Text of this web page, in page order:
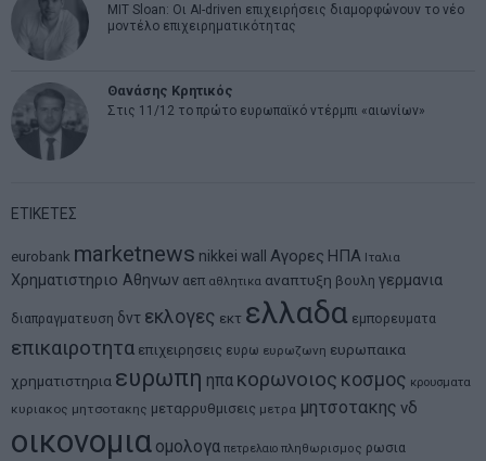
MIT Sloan: Οι AI-driven επιχειρήσεις διαμορφώνουν το νέο
μοντέλο επιχειρηματικότητας
Θανάσης Κρητικός
Στις 11/12 το πρώτο ευρωπαϊκό ντέρμπι «αιωνίων»
ΕΤΙΚΕΤΕΣ
eurobank marketnews nikkei wall Αγορες ΗΠΑ Ιταλια
Χρηματιστηριο Αθηνων αεπ αθλητικα αναπτυξη βουλη γερμανια
διαπραγματευση δντ εκλογες εκτ ελλαδα εμπορευματα
επικαιροτητα επιχειρησεις ευρω ευρωζωνη ευρωπαικα
χρηματιστηρια ευρωπη ηπα κορωνοιος κοσμος κρουσματα
κυριακος μητσοτακης μεταρρυθμισεις μετρα μητσοτακης νδ
οικονομια ομολογα πετρελαιο πληθωρισμος ρωσια